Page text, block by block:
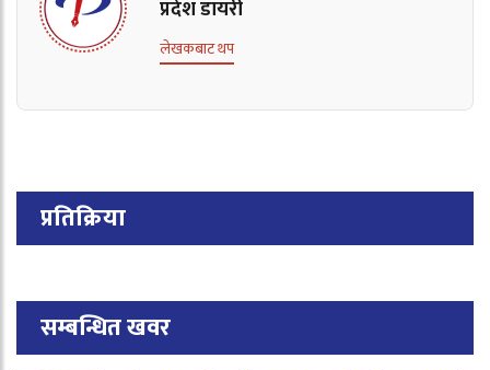
प्रदेश डायरी
लेखकबाट थप
प्रतिक्रिया
सम्बन्धित खवर